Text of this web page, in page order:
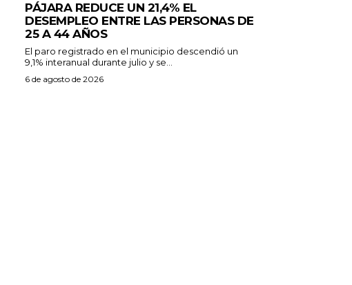
PÁJARA REDUCE UN 21,4% EL
DESEMPLEO ENTRE LAS PERSONAS DE
25 A 44 AÑOS
El paro registrado en el municipio descendió un
9,1% interanual durante julio y se...
6 de agosto de 2026